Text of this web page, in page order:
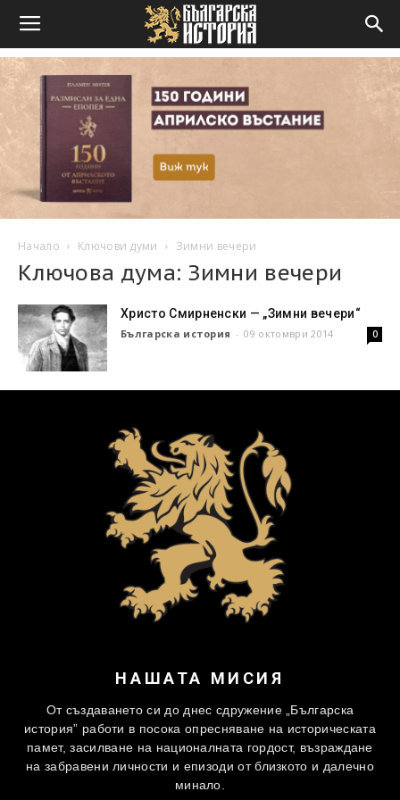
Начало Ключови думи Зимни вечери
Ключова дума: Зимни вечери
Христо Смирненски — „Зимни вечери“
Българска история - 09 октомври 2014 0
НАШАТА МИСИЯ
От създаването си до днес сдружение „Българска
история” работи в посока опресняване на историческата
памет, засилване на националната гордост, възраждане
на забравени личности и епизоди от близкото и далечно
минало.